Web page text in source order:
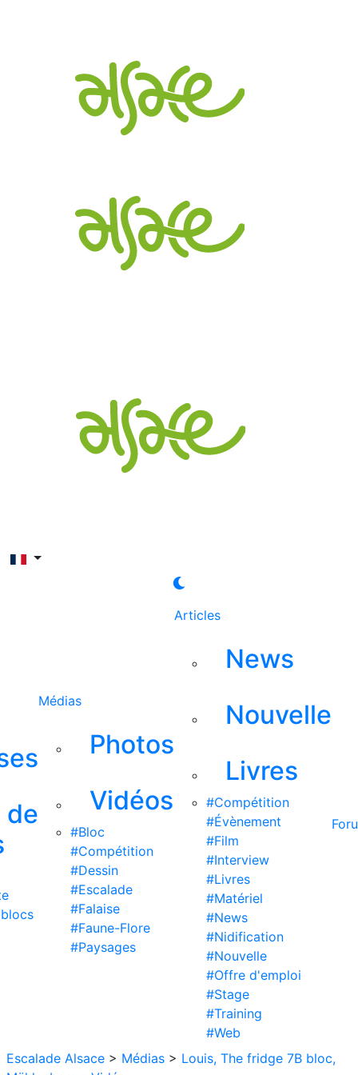
de
Médias
Photos
Vidéos
#Bloc
#Compétition
#Dessin
#Escalade
#Falaise
#Faune-Flore
#Paysages
Articles
News
Nouvelle
Livres
#Compétition
#Évènement
#Film
#Interview
#Livres
#Matériel
#News
#Nidification
#Nouvelle
#Offre d'emploi
#Stage
#Training
#Web
Escalade Alsace > Médias > Louis, The fridge 7B bloc,